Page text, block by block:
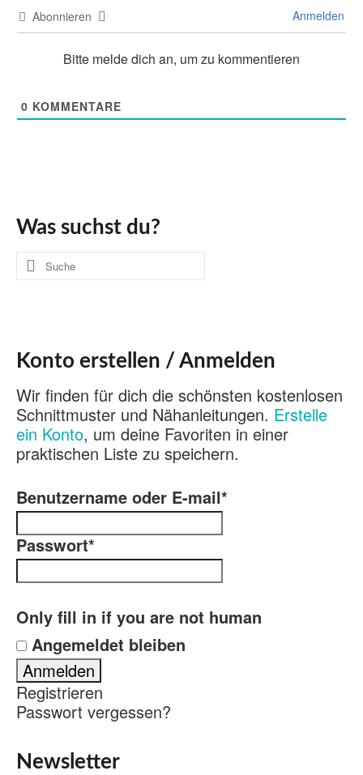
Abonnieren Anmelden
Bitte melde dich an, um zu kommentieren
0 KOMMENTARE
Was suchst du?
Suche
nach:
Konto erstellen / Anmelden
Wir finden für dich die schönsten kostenlosen
Schnittmuster und Nähanleitungen. Erstelle
ein Konto, um deine Favoriten in einer
praktischen Liste zu speichern.
Benutzername oder E-mail*
Passwort*
Only fill in if you are not human
Angemeldet bleiben
Registrieren
Passwort vergessen?
Newsletter